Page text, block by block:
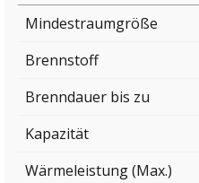
Mindestraumgröße
Brennstoff
Brenndauer bis zu
Kapazität
Wärmeleistung (Max.)